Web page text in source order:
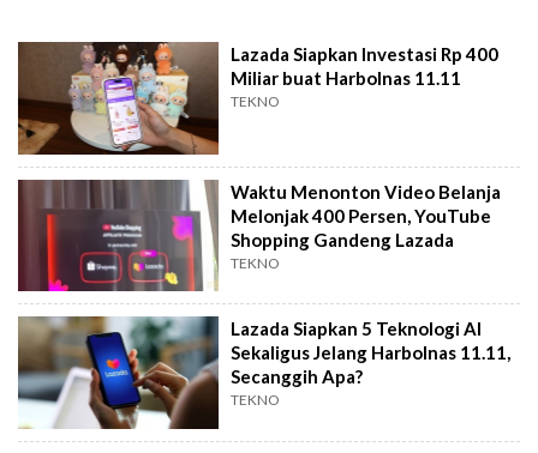
Lazada Siapkan Investasi Rp 400
Miliar buat Harbolnas 11.11
TEKNO
Waktu Menonton Video Belanja
Melonjak 400 Persen, YouTube
Shopping Gandeng Lazada
TEKNO
Lazada Siapkan 5 Teknologi AI
Sekaligus Jelang Harbolnas 11.11,
Secanggih Apa?
TEKNO